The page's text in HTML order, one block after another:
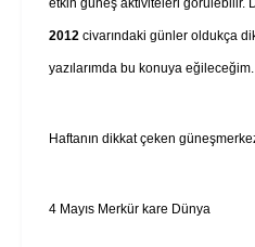
etkin güneş aktiviteleri görülebilir.
2012 civarındaki günler oldukça
yazılarımda bu konuya eğileceğim.
Haftanın dikkat çeken
4 Mayıs Merkür kare Dünya